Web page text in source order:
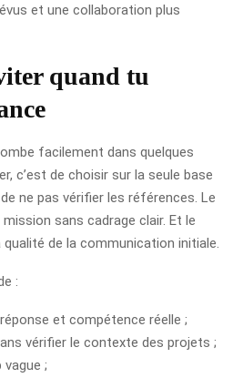
et une collaboration plus
quand tu
facilement dans quelques
c’est de choisir sur la seule base
ne pas vérifier les références. Le
sans cadrage clair. Et le
qualité de la communication initiale.
:
et compétence réelle ;
vérifier le contexte des projets ;
;